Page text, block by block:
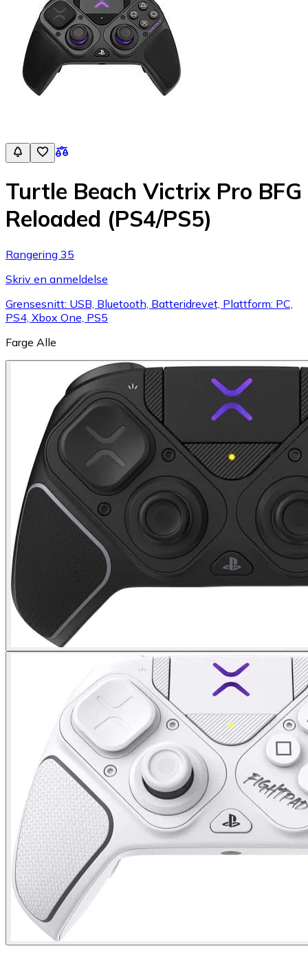
Turtle Beach Victrix Pro BFG
Reloaded (PS4/PS5)
Rangering 35
Skriv en anmeldelse
Grensesnitt: USB, Bluetooth, Batteridrevet, Plattform: PC,
PS4, Xbox One, PS5
Farge Alle